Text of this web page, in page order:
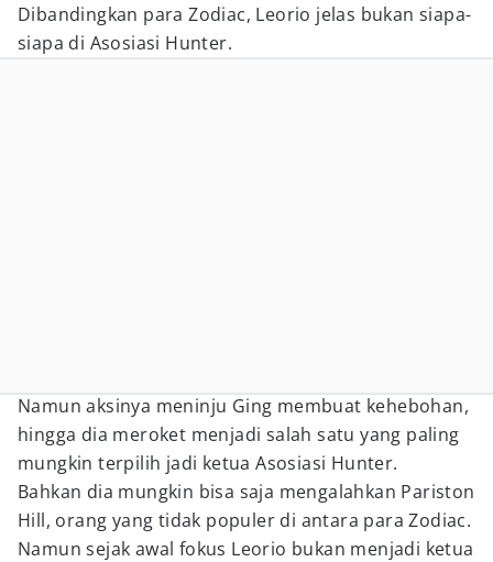
Dibandingkan para Zodiac, Leorio jelas bukan siapa-
siapa di Asosiasi Hunter.
Namun aksinya meninju Ging membuat kehebohan,
hingga dia meroket menjadi salah satu yang paling
mungkin terpilih jadi ketua Asosiasi Hunter.
Bahkan dia mungkin bisa saja mengalahkan Pariston
Hill, orang yang tidak populer di antara para Zodiac.
Namun sejak awal fokus Leorio bukan menjadi ketua